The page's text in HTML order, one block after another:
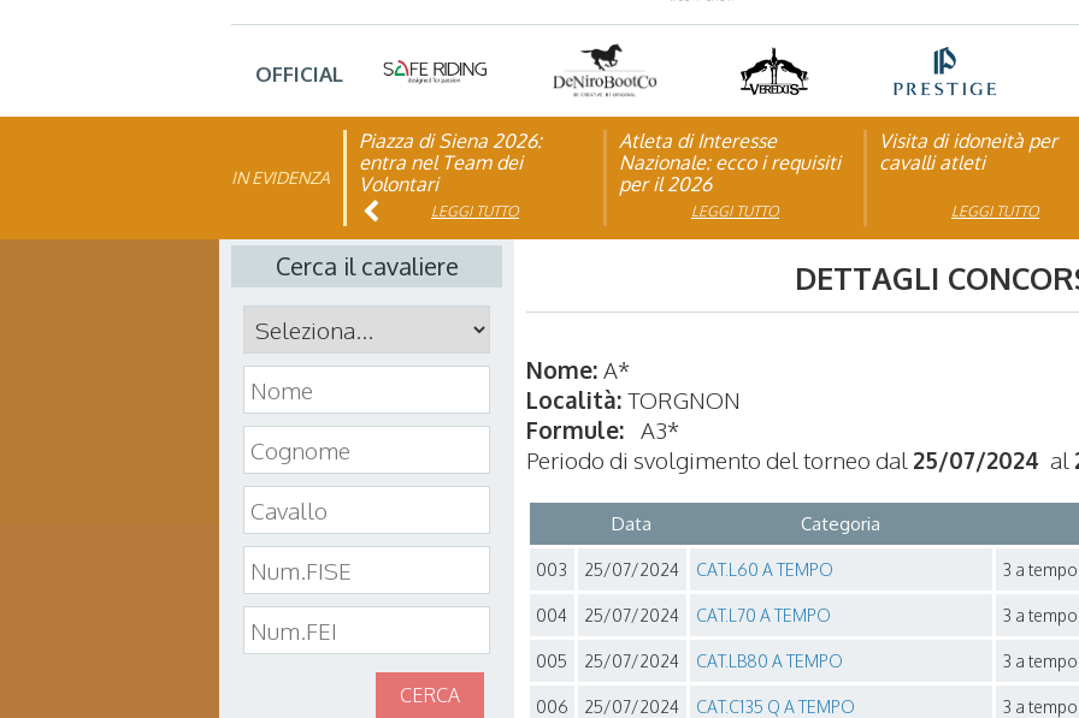
OFFICIAL
IN EVIDENZA
Piazza di Siena 2026:
entra nel Team dei
Volontari
LEGGI TUTTO
Atleta di Interesse
Nazionale: ecco i requisiti
per il 2026
LEGGI TUTTO
Visita di idoneità per
cavalli atleti
LEGGI TUTTO
FISE: aperta la Campagna
affiliazione 2026
LEGGI TUTTO
Natale con la FISE: al via
la nona edizione
dell’iniziativa solidale della
Federazione Italiana Sport
LEGGI TUTTO
Studente Atleta di alto
livello: pubblicato il
2025/2026LEGGI TUTTO
Cerca il cavaliere
CERCA
DETTAGLI
Nome: A*
Località: TORGNON
Formule: A3*
Periodo di svolgimento del torneo dal 25/07/2024 al
Data Categoria
003 25/07/2024 CAT.L60 A TEMPO 3 a
004 25/07/2024 CAT.L70 A TEMPO 3 a
005 25/07/2024 CAT.LB80 A TEMPO 3 a
006 25/07/2024 CAT.C135 Q A TEMPO 3 a